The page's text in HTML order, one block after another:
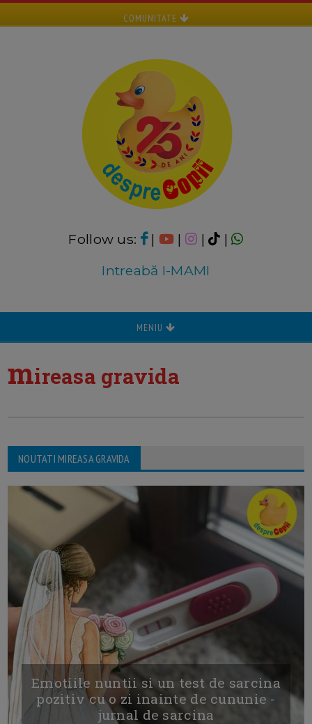
COMUNITATE
Follow us: | | |
|
Intreabă I-MAMI
MENIU
mireasa gravida
NOUTATI MIREASA GRAVIDA
Emotiile nuntii si un test de sarcina
pozitiv cu o zi inainte de cununie -
jurnal de sarcina